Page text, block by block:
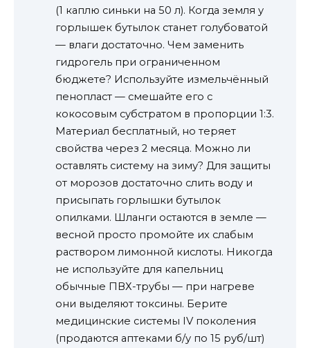
(1 каплю синьки на 50 л). Когда земля у
горлышек бутылок станет голубоватой
— влаги достаточно. Чем заменить
гидрогель при ограниченном
бюджете? Используйте измельчённый
пенопласт — смешайте его с
кокосовым субстратом в пропорции 1:3.
Материал бесплатный, но теряет
свойства через 2 месяца. Можно ли
оставлять систему на зиму? Для защиты
от морозов достаточно слить воду и
присыпать горлышки бутылок
опилками. Шланги остаются в земле —
весной просто промойте их слабым
раствором лимонной кислоты. Никогда
не используйте для капельниц
обычные ПВХ-трубы — при нагреве
они выделяют токсины. Берите
медицинские системы IV поколения
(продаются аптеками б/у по 15 руб/шт)